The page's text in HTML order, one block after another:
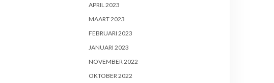
APRIL 2023
MAART 2023
FEBRUARI 2023
JANUARI 2023
NOVEMBER 2022
OKTOBER 2022